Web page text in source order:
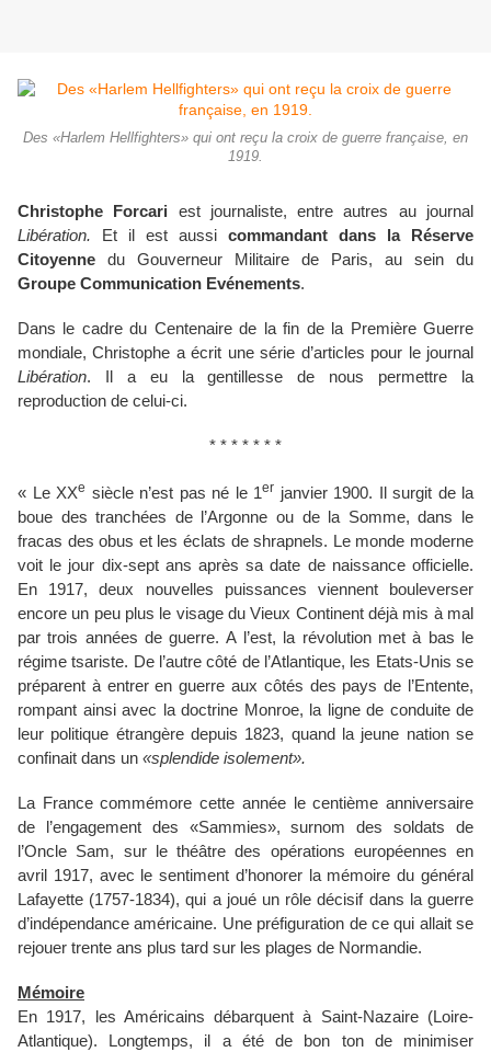
Des «Harlem Hellfighters» qui ont reçu la croix de guerre française, en
1919.
Christophe Forcari est journaliste, entre autres au journal
Libération. Et il est aussi commandant dans la Réserve
Citoyenne du Gouverneur Militaire de Paris, au sein du
Groupe Communication Evénements.
Dans le cadre du Centenaire de la fin de la Première Guerre
mondiale, Christophe a écrit une série d’articles pour le journal
Libération. Il a eu la gentillesse de nous permettre la
reproduction de celui-ci.
* * * * * * *
« Le XXe siècle n’est pas né le 1er janvier 1900. Il surgit de la
boue des tranchées de l’Argonne ou de la Somme, dans le
fracas des obus et les éclats de shrapnels. Le monde moderne
voit le jour dix-sept ans après sa date de naissance officielle.
En 1917, deux nouvelles puissances viennent bouleverser
encore un peu plus le visage du Vieux Continent déjà mis à mal
par trois années de guerre. A l’est, la révolution met à bas le
régime tsariste. De l’autre côté de l’Atlantique, les Etats-Unis se
préparent à entrer en guerre aux côtés des pays de l’Entente,
rompant ainsi avec la doctrine Monroe, la ligne de conduite de
leur politique étrangère depuis 1823, quand la jeune nation se
confinait dans un «splendide isolement».
La France commémore cette année le centième anniversaire
de l’engagement des «Sammies», surnom des soldats de
l’Oncle Sam, sur le théâtre des opérations européennes en
avril 1917, avec le sentiment d’honorer la mémoire du général
Lafayette (1757-1834), qui a joué un rôle décisif dans la guerre
d’indépendance américaine. Une préfiguration de ce qui allait se
rejouer trente ans plus tard sur les plages de Normandie.
Mémoire
En 1917, les Américains débarquent à Saint-Nazaire (Loire-
Atlantique). Longtemps, il a été de bon ton de minimiser